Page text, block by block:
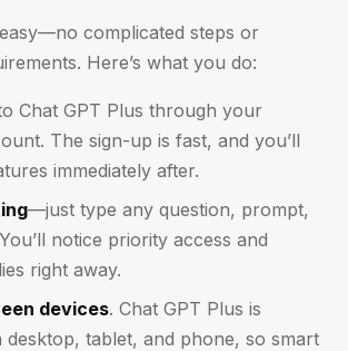
complicated steps or
Here’s what you do:
Chat GPT Plus through your
The sign-up is fast, and you’ll
immediately after.
—just type any question, prompt,
notice priority access and
right away.
devices. Chat GPT Plus is
desktop, tablet, and phone, so smart